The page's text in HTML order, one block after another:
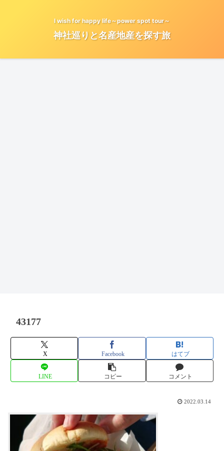
I wish for happy life～power spot tour～
神社巡りと名産地産を探す旅
43177
X Facebook はてブ
LINE コピー コメント
2022.03.14